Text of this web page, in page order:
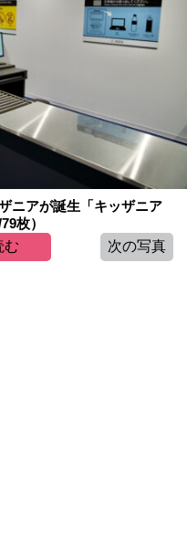
ニアが誕生「キッザニア
枚）
む 次の写真